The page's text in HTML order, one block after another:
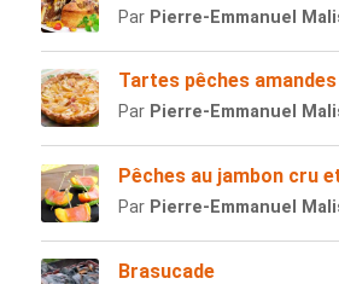
Par Pierre-Emmanuel
Tartes pêches amandes
Par Pierre-Emmanuel
Pêches au jambon cru
Par Pierre-Emmanuel
Brasucade